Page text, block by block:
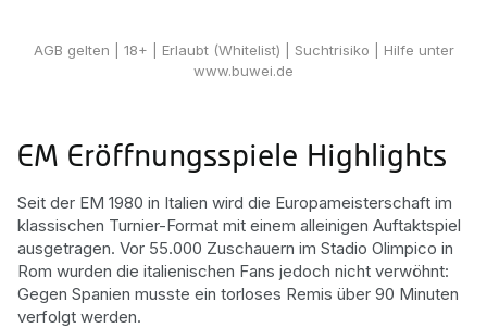
AGB gelten | 18+ | Erlaubt (Whitelist) | Suchtrisiko | Hilfe unter
www.buwei.de
EM Eröffnungsspiele Highlights
Seit der EM 1980 in Italien wird die Europameisterschaft im
klassischen Turnier-Format mit einem alleinigen Auftaktspiel
ausgetragen. Vor 55.000 Zuschauern im Stadio Olimpico in
Rom wurden die italienischen Fans jedoch nicht verwöhnt:
Gegen Spanien musste ein torloses Remis über 90 Minuten
verfolgt werden.